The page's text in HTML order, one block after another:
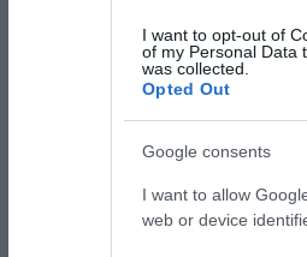
I want to opt-out of
of my Personal Data
was collected.
Opted Out
Google consents
I want to allow
web or device